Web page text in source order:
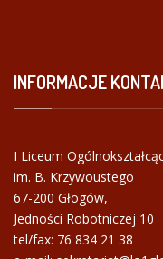
INFORMACJE
I Liceum
im. B. Krzywoustego
67-200 Głogów,
Jedności Robotniczej 10
tel/fax: 76 834 21 38